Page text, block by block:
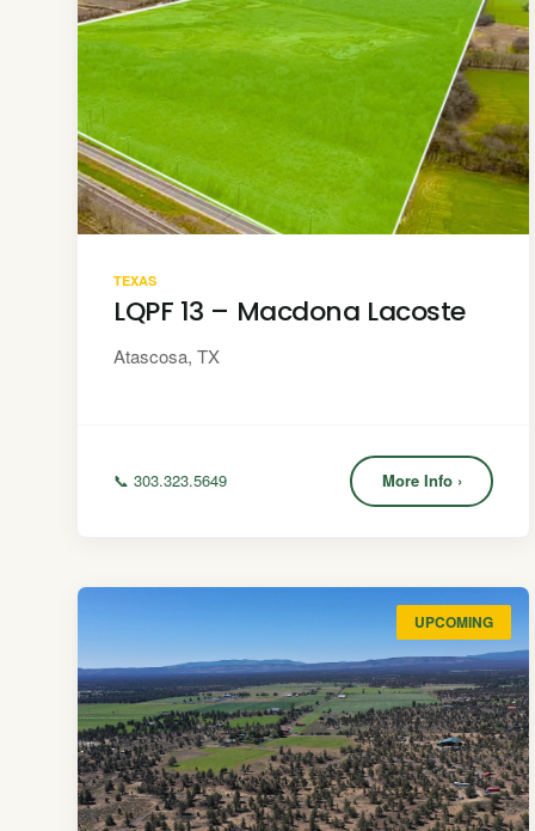
TEXAS
LQPF 13 – Macdona Lacoste
Atascosa, TX
📞 303.323.5649 More Info ›
UPCOMING